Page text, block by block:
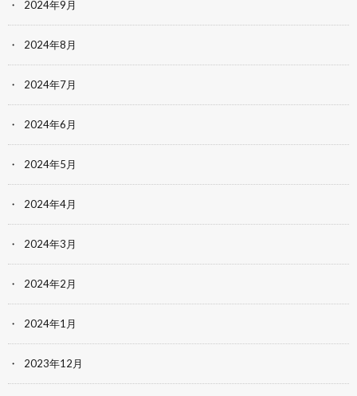
2024年9月
2024年8月
2024年7月
2024年6月
2024年5月
2024年4月
2024年3月
2024年2月
2024年1月
2023年12月